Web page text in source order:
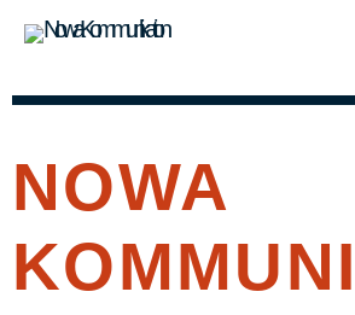
NOWA